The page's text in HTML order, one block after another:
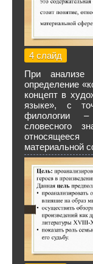
4 слайд
При анализе
определение
концепт в
языке», с
филологии –
словесного
материальной